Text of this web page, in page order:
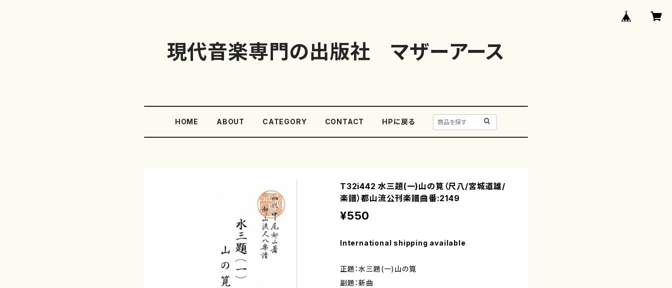
現代音楽専門の出版社 マザーアース
HOME ABOUT CATEGORY CONTACT HPに戻る
T32i442 水三題(一)山の筧（尺八/宮城道雄/
楽譜）都山流公刊楽譜曲番:2149
¥550
International shipping available
正題：水三題(一)山の筧
副題：新曲